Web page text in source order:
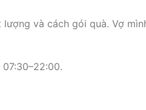
và cách gói quà. Vợ